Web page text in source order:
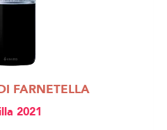
FARNETELLA
2021